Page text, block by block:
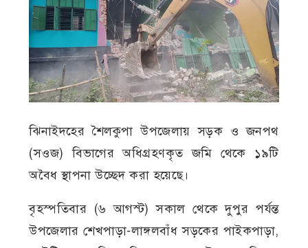
ঝিনাইদহের শৈলকুপা উপজেলায় সড়ক ও জনপথ
(সওজ) বিভাগের অধিগ্রহণকৃত জমি থেকে ১৯টি
অবৈধ স্থাপনা উচ্ছেদ করা হয়েছে।
বৃহস্পতিবার (৬ আগস্ট) সকাল থেকে দুপুর পর্যন্ত
উপজেলার শেখপাড়া-লাঙ্গলবাঁধ সড়কের পাইকপাড়া,